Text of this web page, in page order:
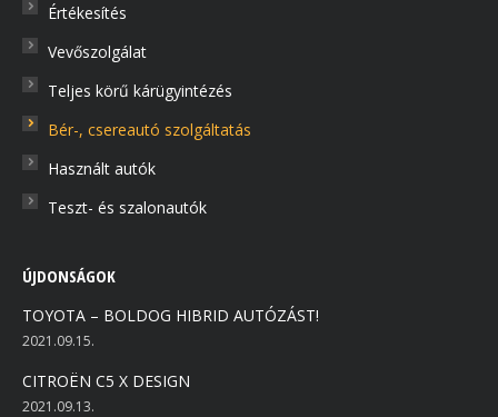
windowwindowwindow
Értékesítés
Vevőszolgálat
Teljes körű kárügyintézés
Bér-, csereautó szolgáltatás
Használt autók
Teszt- és szalonautók
ÚJDONSÁGOK
TOYOTA – BOLDOG HIBRID AUTÓZÁST!
2021.09.15.
CITROËN C5 X DESIGN
2021.09.13.